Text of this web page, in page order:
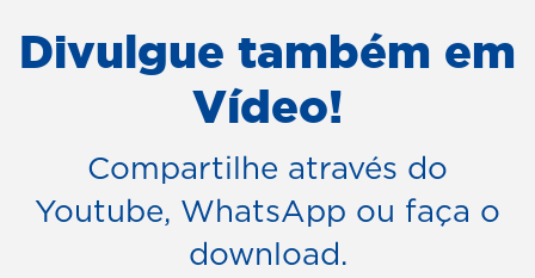
Divulgue também em
Vídeo!
Compartilhe através do
Youtube, WhatsApp ou faça o
download.